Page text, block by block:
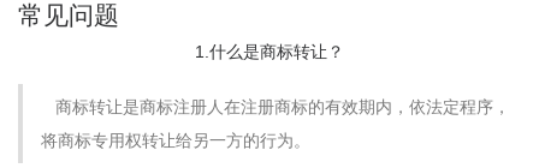
常见问题
1.什么是商标转让？
商标转让是商标注册人在注册商标的有效期内，依法定程序，
将商标专用权转让给另一方的行为。